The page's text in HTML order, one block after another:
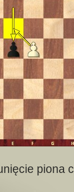
piona